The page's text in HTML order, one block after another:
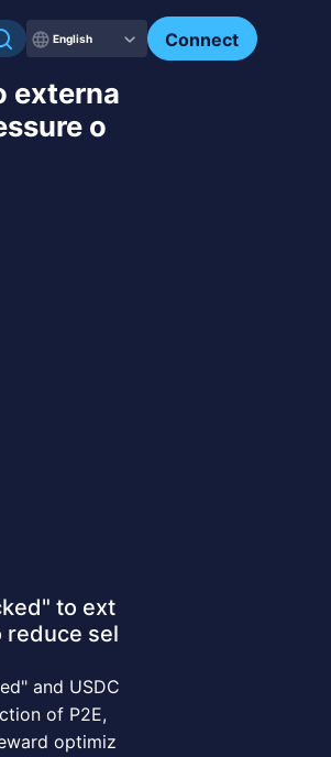
English Connect
externa
o
to ext
reduce sel
and USDC
of P2E,
optimiz